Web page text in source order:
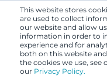
This website stores
are used to collect
our website and allow
information in order to
experience and for
both on this website
the cookies we use, see
our Privacy Policy.